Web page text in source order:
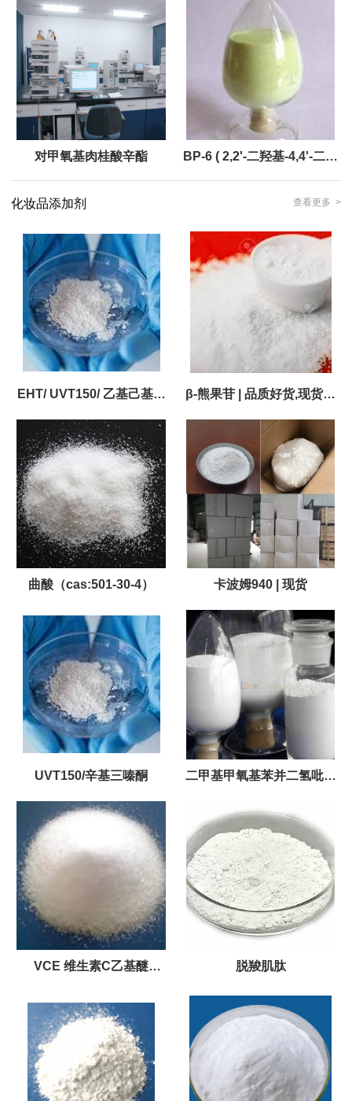
对甲氧基肉桂酸辛酯 BP-6 ( 2,2'-二羟基-4,4'-二甲
化妆品添加剂
查看更多 >
EHT/ UVT150/ 乙基己基三
嗪酮
β-熊果苷 | 品质好货,现货直
曲酸（cas:501-30-4） 卡波姆940 | 现货
UVT150/辛基三嗪酮 二甲基甲氧基苯并二氢吡喃
棕榈酸酯(吡喃美白剂)
VCE 维生素C乙基醚 脱羧肌肽